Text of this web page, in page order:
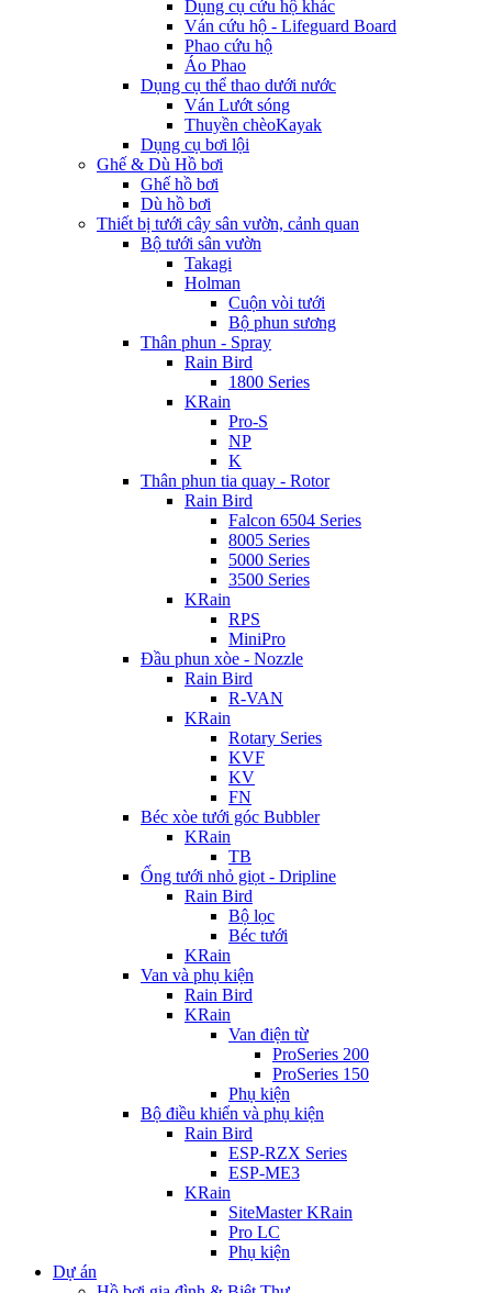
Dụng cụ cứu hộ khác
Ván cứu hộ - Lifeguard Board
Phao cứu hộ
Áo Phao
Dụng cụ thể thao dưới nước
Ván Lướt sóng
Thuyền chèoKayak
Dụng cụ bơi lội
Ghế & Dù Hồ bơi
Ghế hồ bơi
Dù hồ bơi
Thiết bị tưới cây sân vườn, cảnh quan
Bộ tưới sân vườn
Takagi
Holman
Cuộn vòi tưới
Bộ phun sương
Thân phun - Spray
Rain Bird
1800 Series
KRain
Pro-S
NP
K
Thân phun tia quay - Rotor
Rain Bird
Falcon 6504 Series
8005 Series
5000 Series
3500 Series
KRain
RPS
MiniPro
Đầu phun xòe - Nozzle
Rain Bird
R-VAN
KRain
Rotary Series
KVF
KV
FN
Béc xòe tưới góc Bubbler
KRain
TB
Ống tưới nhỏ giọt - Dripline
Rain Bird
Bộ lọc
Béc tưới
KRain
Van và phụ kiện
Rain Bird
KRain
Van điện từ
ProSeries 200
ProSeries 150
Phụ kiện
Bộ điều khiển và phụ kiện
Rain Bird
ESP-RZX Series
ESP-ME3
KRain
SiteMaster KRain
Pro LC
Phụ kiện
Dự án